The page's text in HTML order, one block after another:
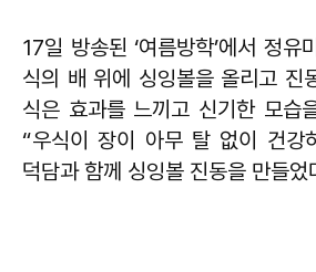
17일 방송된 ‘여름방학’에서 정
식의 배 위에 싱잉볼을 올리고 진
식은 효과를 느끼고 신기한 모습
“우식이 장이 아무 탈 없이 건강
덕담과 함께 싱잉볼 진동을 만들었